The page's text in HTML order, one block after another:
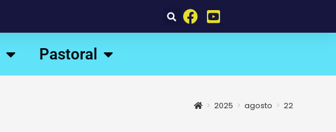
Pastoral
> 2025 > agosto > 22